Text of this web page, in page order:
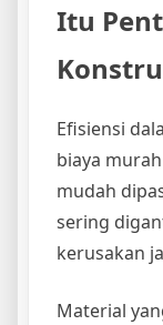
Itu
Efisiensi
biaya
mudah
sering
kerusakan
Material